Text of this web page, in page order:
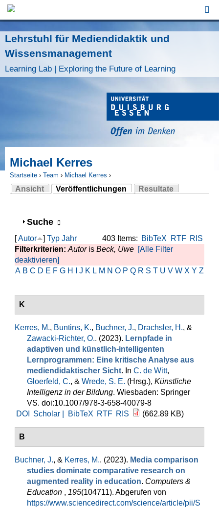
Lehrstuhl für Mediendidaktik und
Wissensmanagement
Learning Lab | Exploring the Future of Learning
Michael Kerres
Sie sind hier
Startseite › Team › Michael Kerres ›
Ansicht
Veröffentlichungen
(aktiver Reiter)
Resultate
Anzeigen
Suche
403 Items: BibTeX RTF RIS
[Autor ] Typ Jahr
Filterkriterien: Autoris Beck, Uwe [Alle Filter
deaktivieren]
A B C D E F G H J K L M N O P Q R S T U V W X Y Z
K
Kerres, M., Buntins, K., Buchner, J., Drachsler, H., &
Zawacki-Richter, O.. (2023). Lernpfade in
adaptiven und künstlich-intelligenten
Lernprogrammen: Eine kritische Analyse aus
mediendidaktischer Sicht. In C. de Witt,
Gloerfeld, C., & Wrede, S. E. (Hrsg.), Künstliche
Intelligenz in der Bildung. Wiesbaden: Springer
VS. doi:10.1007/978-3-658-40079-8
DOI
Scholar | BibTeX RTF RIS (662.89 KB)
B
Buchner, J., & Kerres, M.. (2023). Media comparison
studies dominate comparative research on
augmented reality in education. Computers &
Education , 195(104711). Abgerufen von
https://www.sciencedirect.com/science/article/pii/S